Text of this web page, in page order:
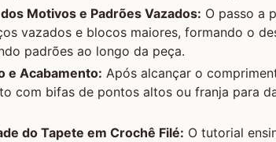
Motivos e Padrões Vazados: O passo a
vazados e blocos maiores, formando o
padrões ao longo da peça.
e Acabamento: Após alcançar o
com bifas de pontos altos ou franja para
do Tapete em Crochê Filé: O tutorial